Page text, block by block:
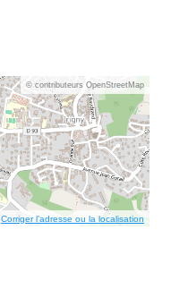
© contributeurs OpenStreetMap
Corriger l’adresse ou la localisation